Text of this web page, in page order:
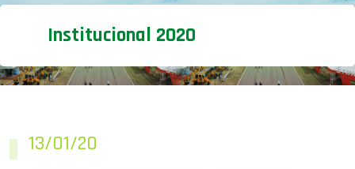
Institucional 2020
13/01/20